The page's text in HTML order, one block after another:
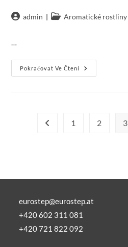
Autoradmin
RubrikyAromatické rostliny
…
Pokračovat Ve Čtení
Lavandula
Angustifolia
Jít na předchozí stránku
1 2 3
eurostep@eurostep.at
+420 602 311 081
+420 721 822 092